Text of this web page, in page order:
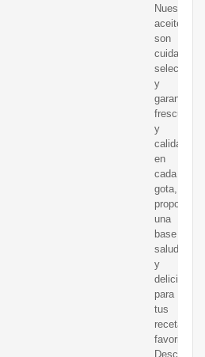
Nuestros
aceites
son
y
garantizan
frescura
y
calidad
en
cada
gota,
una
base
saludable
y
deliciosa
para
tus
recetas
favoritas.
Descubre